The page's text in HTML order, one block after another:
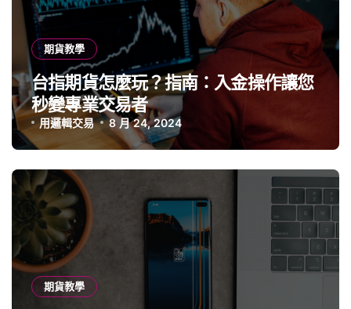
期貨教學
台指期貨怎麼玩？指南：入金操作讓您
秒變專業交易者
用邏輯交易 8 月 24, 2024
期貨教學